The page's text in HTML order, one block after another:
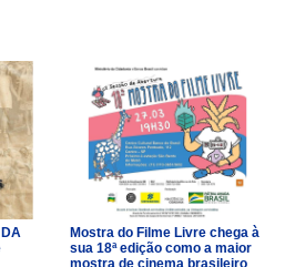
Mostra do Filme Livre chega à
sua 18ª edição como a maior
mostra de cinema brasileiro